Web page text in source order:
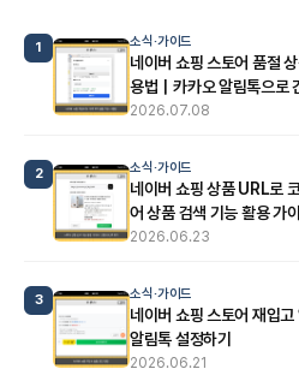
1 소식·가이드
네이버 쇼핑 스토어 품절
용법｜카카오 알림톡으로
2026.07.08
2 소식·가이드
네이버 쇼핑 상품 URL로
어 상품 검색 기능 활용 가
2026.06.23
3 소식·가이드
네이버 쇼핑 스토어 재입
알림톡 설정하기
2026.06.21